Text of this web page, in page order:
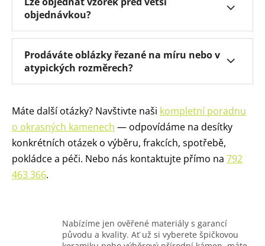
objednávkou?
Prodáváte oblázky řezané na míru nebo v
atypických rozměrech?
Máte další otázky? Navštivte naši kompletní poradnu
o okrasných kamenech — odpovídáme na desítky
konkrétních otázek o výběru, frakcích, spotřebě,
pokládce a péči. Nebo nás kontaktujte přímo na 792
463 366.
Nabízíme jen ověřené materiály s garancí
původu a kvality. Ať už si vyberete špičkovou